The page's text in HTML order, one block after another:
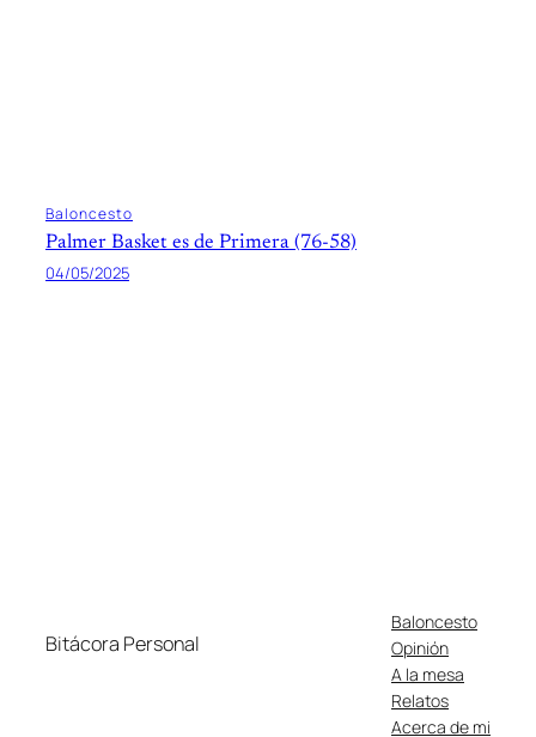
Baloncesto
Palmer Basket es de Primera (76-58)
04/05/2025
Bitácora Personal
Baloncesto
Opinión
A la mesa
Relatos
Acerca de mi